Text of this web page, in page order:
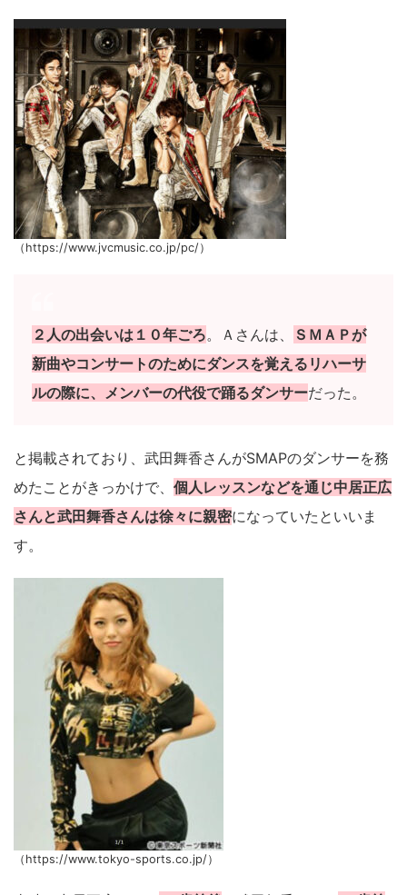
（https://www.jvcmusic.co.jp/pc/）
２人の出会いは１０年ごろ。Ａさんは、
ＳＭＡＰが
新曲やコンサートのためにダンスを覚えるリハーサ
ルの際に、メンバーの代役で踊るダンサーだった。
と掲載されており、武田舞香さんがSMAPのダンサーを務
めたことがきっかけで、 個人レッスンなどを通じ中居正広
さんと武田舞香さんは徐々に親密になっていたといいま
す。
（https://www.tokyo-sports.co.jp/）